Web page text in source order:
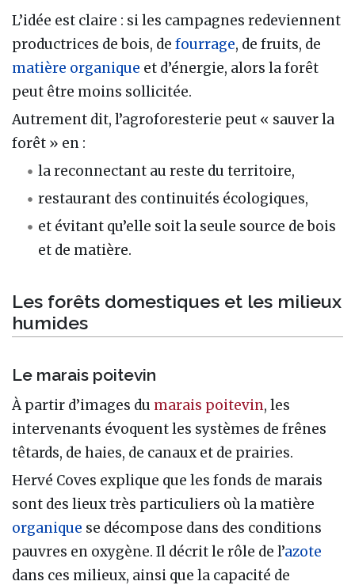
L’idée est claire : si les campagnes redeviennent
productrices de bois, de fourrage, de fruits, de
matière organique et d’énergie, alors la forêt
peut être moins sollicitée.
Autrement dit, l’agroforesterie peut « sauver la
forêt » en :
la reconnectant au reste du territoire,
restaurant des continuités écologiques,
et évitant qu’elle soit la seule source de bois
et de matière.
Les forêts domestiques et les milieux
humides
Le marais poitevin
À partir d’images du marais poitevin, les
intervenants évoquent les systèmes de frênes
têtards, de haies, de canaux et de prairies.
Hervé Coves explique que les fonds de marais
sont des lieux très particuliers où la matière
organique se décompose dans des conditions
pauvres en oxygène. Il décrit le rôle de l’azote
dans ces milieux, ainsi que la capacité de